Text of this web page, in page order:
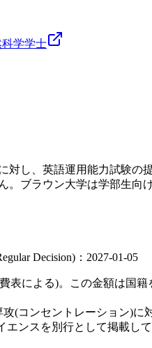
科学学士
し、英語運用能力試験の
ブラウン大学は学部生
Decision)：2027-01-05
表による)。この金額は国
(コンセントレーション)
ンスを別行として掲載